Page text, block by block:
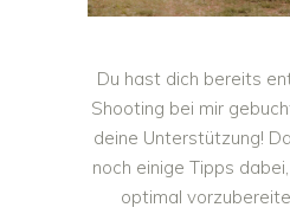
Du hast dich bereits
Shooting bei mir
deine Unterstützung!
noch einige Tipps
optimal